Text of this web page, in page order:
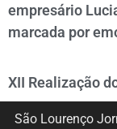
empresário
marcada por
XII Realização
São Lourenço